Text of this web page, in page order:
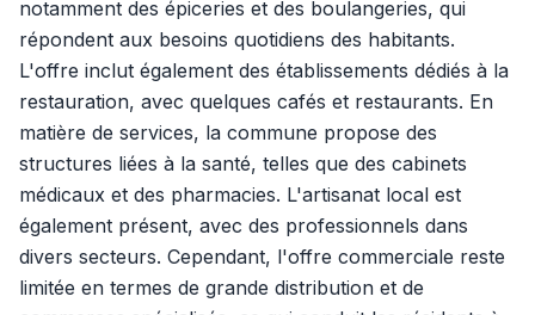
notamment des épiceries et des boulangeries, qui
répondent aux besoins quotidiens des habitants.
L'offre inclut également des établissements dédiés à la
restauration, avec quelques cafés et restaurants. En
matière de services, la commune propose des
structures liées à la santé, telles que des cabinets
médicaux et des pharmacies. L'artisanat local est
également présent, avec des professionnels dans
divers secteurs. Cependant, l'offre commerciale reste
limitée en termes de grande distribution et de